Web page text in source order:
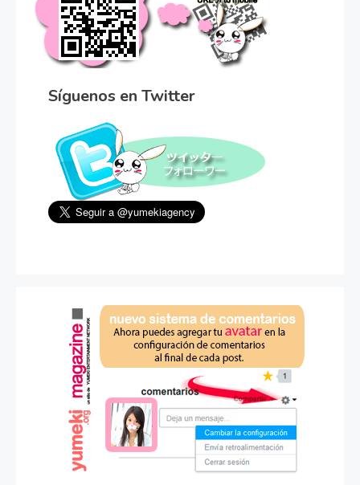
Síguenos en Twitter